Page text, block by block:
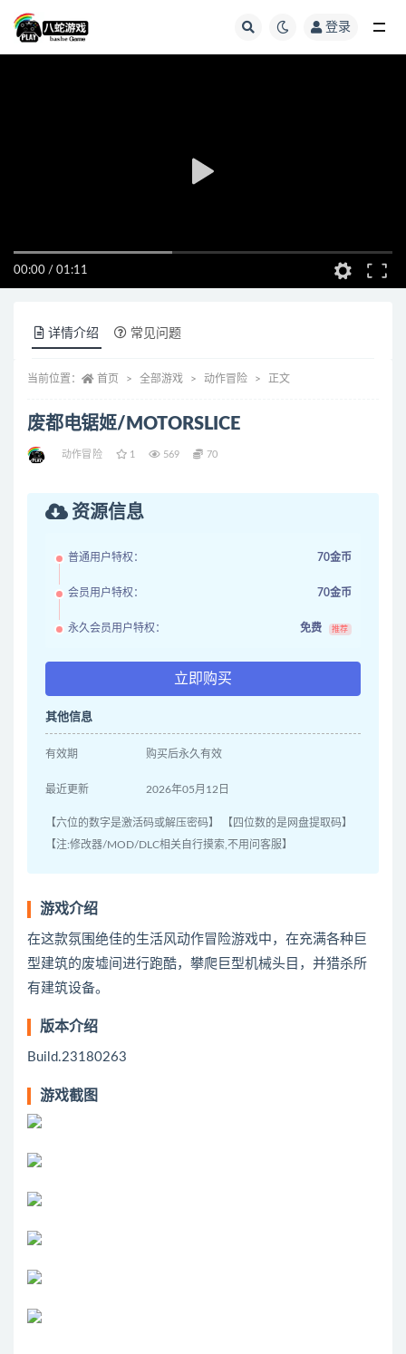
登录
00:00 / 01:11
详情介绍 常见问题
当前位置： 首页 全部游戏 动作冒险 正文
废都电锯姬/MOTORSLICE
动作冒险 1 569 70
资源信息
普通用户特权： 70金币
会员用户特权： 70金币
永久会员用户特权： 免费 推荐
立即购买
其他信息
有效期 购买后永久有效
最近更新 2026年05月12日
【六位的数字是激活码或解压密码】 【四位数的是网盘提取码】
【注:修改器/MOD/DLC相关自行摸索,不用问客服】
游戏介绍
在这款氛围绝佳的生活风动作冒险游戏中，在充满各种巨
型建筑的废墟间进行跑酷，攀爬巨型机械头目，并猎杀所
有建筑设备。
版本介绍
Build.23180263
游戏截图